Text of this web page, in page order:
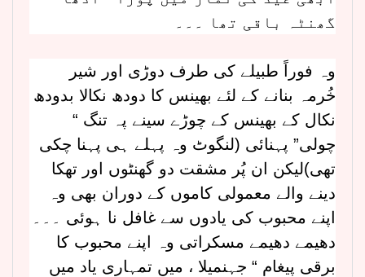
گھنٹہ باقی تھا ۔۔۔
وہ فوراً طبیلے کی طرف دوڑی اور شیر
خُرمہ بنانے کے لئے بھینس کا دودھ نکالا بدودھ
نکال کے بھینس کے چوڑے سینے پہ تنگ “
چولی” پہنائی (لنگوٹ وہ پہلے ہی پہنا چکی
تھی)لیکن ان پُر مشقت دو گھنٹوں اور تھکا
دینے والے معمولی کاموں کے دوران بھی وہ
اپنے محبوب کی یادوں سے غافل نا ہوئی ۔۔۔
دھیمے دھیمے مسکراتی وہ اپنے محبوب کا
برقی پیغام “ جہنمیلا ، میں تمہاری یاد میں